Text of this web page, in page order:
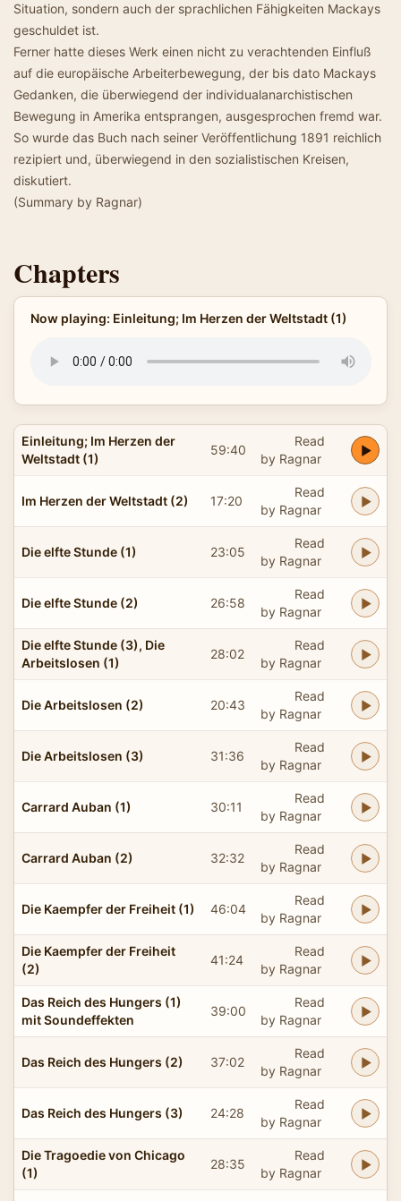
Situation, sondern auch der sprachlichen Fähigkeiten Mackays
geschuldet ist.
Ferner hatte dieses Werk einen nicht zu verachtenden Einfluß
auf die europäische Arbeiterbewegung, der bis dato Mackays
Gedanken, die überwiegend der individualanarchistischen
Bewegung in Amerika entsprangen, ausgesprochen fremd war.
So wurde das Buch nach seiner Veröffentlichung 1891 reichlich
rezipiert und, überwiegend in den sozialistischen Kreisen,
diskutiert.
(Summary by Ragnar)
Chapters
Now playing: Einleitung; Im Herzen der Weltstadt (1)
Einleitung; Im Herzen der
Weltstadt (1)
59:40
Read
by Ragnar
Im Herzen der Weltstadt (2) 17:20
Read
by Ragnar
Die elfte Stunde (1) 23:05
Read
by Ragnar
Die elfte Stunde (2) 26:58
Read
by Ragnar
Die elfte Stunde (3), Die
Arbeitslosen (1)
28:02
Read
by Ragnar
Die Arbeitslosen (2) 20:43
Read
by Ragnar
Die Arbeitslosen (3) 31:36
Read
by Ragnar
Carrard Auban (1) 30:11
Read
by Ragnar
Carrard Auban (2) 32:32
Read
by Ragnar
Die Kaempfer der Freiheit (1) 46:04
Read
by Ragnar
Die Kaempfer der Freiheit
(2)
41:24
Read
by Ragnar
Das Reich des Hungers (1)
mit Soundeffekten
39:00
Read
by Ragnar
Das Reich des Hungers (2) 37:02
Read
by Ragnar
Das Reich des Hungers (3) 24:28
Read
by Ragnar
Die Tragoedie von Chicago
(1)
28:35
Read
by Ragnar